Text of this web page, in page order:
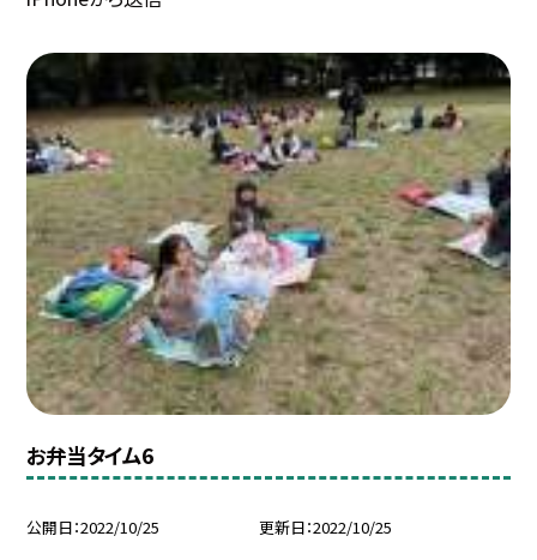
お弁当タイム6
公開日 2022/10/25 更新日 2022/10/25